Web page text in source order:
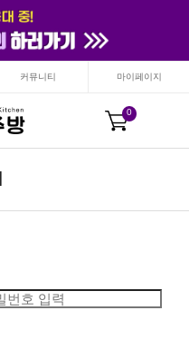
커뮤니티 마이페이지
0